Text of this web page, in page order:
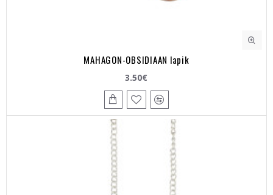
MAHAGON-OBSIDIAAN lapik
3.50€